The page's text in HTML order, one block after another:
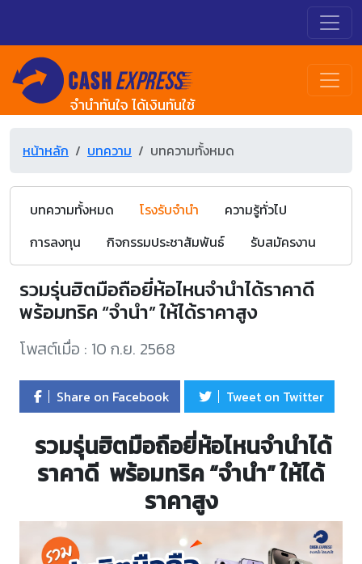
จำนำทันใจ ได้เงินทันใช้
หน้าหลัก บทความ บทความทั้งหมด
บทความทั้งหมด โรงรับจำนำ
ความรู้ทั่วไป
การลงทุน
กิจกรรมประชาสัมพันธ์ รับสมัครงาน
รวมรุ่นฮิตมือถือยี่ห้อไหนจำนำได้ราคาดี
พร้อมทริค “จำนำ” ให้ได้ราคาสูง
โพสต์เมื่อ : 10 ก.ย. 2568
Share on Facebook Tweet on Twitter
รวมรุ่นฮิตมือถือยี่ห้อไหนจำนำได้
ราคาดี พร้อมทริค “จำนำ” ให้ได้
ราคาสูง